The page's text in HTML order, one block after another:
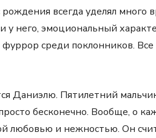
всегда уделял много
у него, эмоциональный
среди поклонников. Все
Даниэлю. Пятилетний
бесконечно. Вообще, о
любовью и нежностью. Он